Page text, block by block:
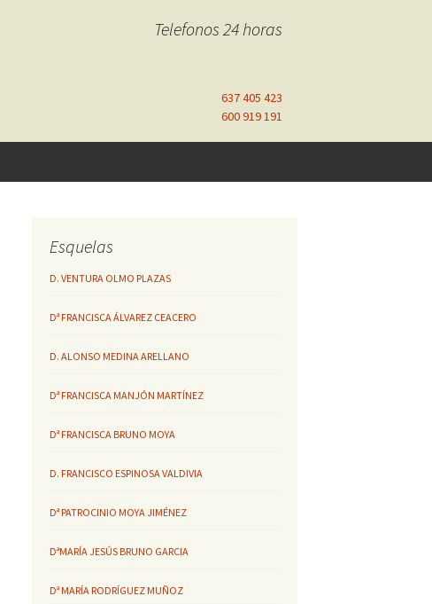
Telefonos 24 horas
637 405 423
600 919 191
Esquelas
D. VENTURA OLMO PLAZAS
Dª FRANCISCA ÁLVAREZ CEACERO
D. ALONSO MEDINA ARELLANO
Dª FRANCISCA MANJÓN MARTÍNEZ
Dª FRANCISCA BRUNO MOYA
D. FRANCISCO ESPINOSA VALDIVIA
Dª PATROCINIO MOYA JIMÉNEZ
DªMARÍA JESÚS BRUNO GARCIA
Dª MARÍA RODRÍGUEZ MUÑOZ